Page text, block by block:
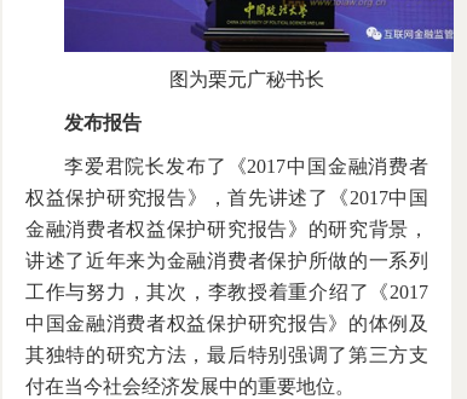
图为栗元广秘书长
发布报告
李爱君院长发布了《2017中国金融消费者
权益保护研究报告》，首先讲述了《2017中国
金融消费者权益保护研究报告》的研究背景，
讲述了近年来为金融消费者保护所做的一系列
工作与努力，其次，李教授着重介绍了《2017
中国金融消费者权益保护研究报告》的体例及
其独特的研究方法，最后特别强调了第三方支
付在当今社会经济发展中的重要地位。